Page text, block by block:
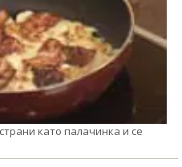
като палачинка и се